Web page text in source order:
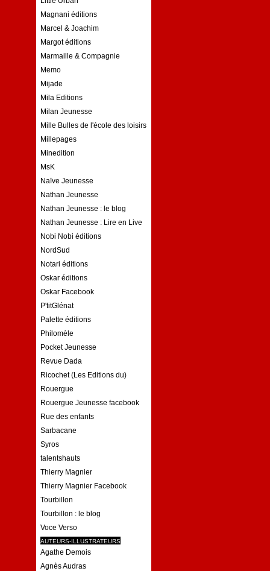
Magnani éditions
Marcel & Joachim
Margot éditions
Marmaille & Compagnie
Memo
Mijade
Mila Editions
Milan Jeunesse
Mille Bulles de l'école des loisirs
Millepages
Minedition
MsK
Naïve Jeunesse
Nathan Jeunesse
Nathan Jeunesse : le blog
Nathan Jeunesse : Lire en Live
Nobi Nobi éditions
NordSud
Notari éditions
Oskar éditions
Oskar Facebook
P'titGlénat
Palette éditions
Philomèle
Pocket Jeunesse
Revue Dada
Ricochet (Les Editions du)
Rouergue
Rouergue Jeunesse facebook
Rue des enfants
Sarbacane
Syros
talentshauts
Thierry Magnier
Thierry Magnier Facebook
Tourbillon
Tourbillon : le blog
Voce Verso
AUTEURS-ILLUSTRATEURS
Agathe Demois
Agnès Audras